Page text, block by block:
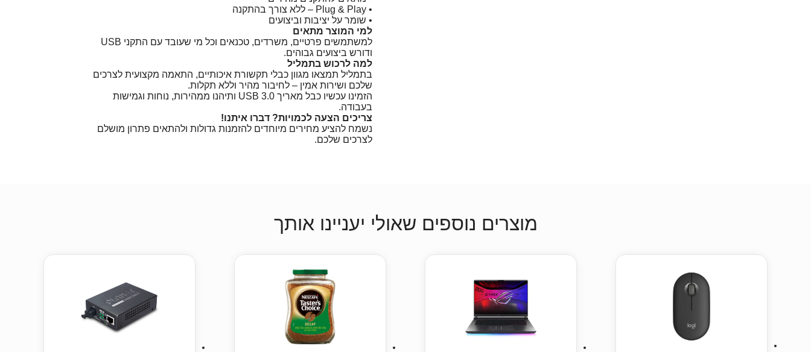
• Plug & Play – ללא צורך בהתקנה
• שומר על יציבות וביצועים
למי המוצר מתאים
למשתמשים פרטיים, משרדים, טכנאים וכל מי שעובד עם התקני USB
ודורש ביצועים גבוהים.
למה לרכוש בתמליל
בתמליל תמצאו מגוון כבלי תקשורת איכותיים, התאמה מקצועית לצרכים
שלכם ושירות אמין – לחיבור מהיר וללא תקלות.
הזמינו עכשיו כבל מאריך USB 3.0 ותיהנו ממהירות, נוחות וגמישות
בעבודה.
צריכים הצעה לכמויות? דברו איתנו!
נשמח להציע מחירים מיוחדים להזמנות גדולות ולהתאים פתרון מושלם
לצרכים שלכם.
מוצרים נוספים שאולי יעניינו אותך